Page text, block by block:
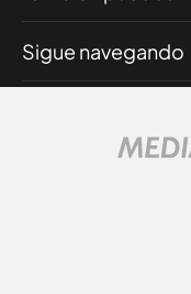
Sigue navegando